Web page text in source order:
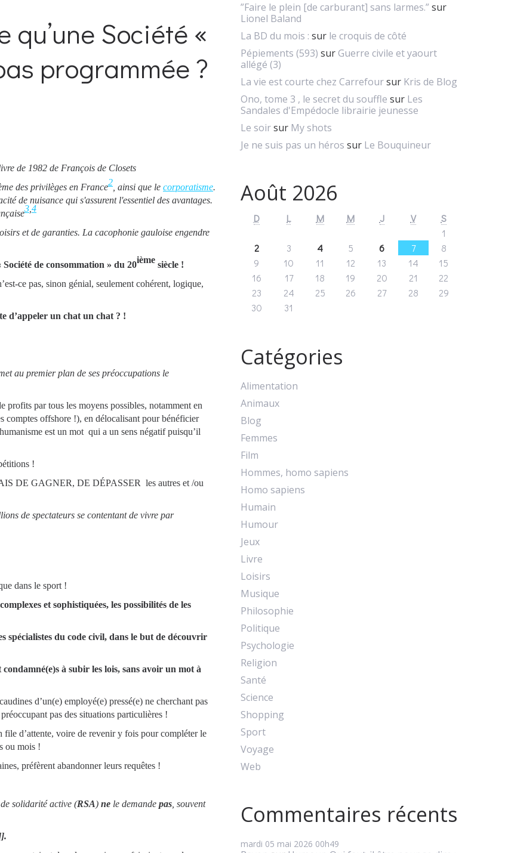
Société «
programmée ?
de 1982 de François de Closets
des privilèges en France2 , ainsi que le corporatisme.
de nuisance qui s'assurent l'essentiel des avantages.
3,4
et de garanties. La cacophonie gauloise engendre
de consommation » du 20ième siècle !
ce pas, sinon génial, seulement cohérent, logique,
d’appeler un chat un chat ? !
au premier plan de ses préoccupations le
par tous les moyens possibles, notamment en
comptes offshore !), en délocalisant pour bénéficier
est un mot qui a un sens négatif puisqu’il
!
DE GAGNER, DE DÉPASSER les autres et /ou
de spectateurs se contentant de vivre par
dans le sport !
et sophistiquées, les possibilités de les
spécialistes du code civil, dans le but de découvrir
à subir les lois, sans avoir un mot à
d’un(e) employé(e) pressé(e) ne cherchant pas
pas des situations particulières !
file d’attente, voire de revenir y fois pour compléter le
ou mois !
préfèrent abandonner leurs requêtes !
solidarité active (RSA) ne le demande pas , souvent
”Faire le plein [de carburant] sans larmes.”sur
Lionel Baland
La BD du mois : sur le croquis de côté
Pépiements (593) sur Guerre civile et yaourt
allégé (3)
La vie est courte chez Carrefoursur Kris de Blog
Ono, tome 3 , le secret du souffle sur Les
Sandales d'Empédocle librairie jeunesse
Le soirsur My shots
Je ne suis pas un héros sur Le Bouquineur
Août 2026
D L M M J V
S
1
2
3 4 5 6 7
8
9
10 11 12 13 14
15
16
17 18 19 20 21
22
23
24 25 26 27 28
29
30
31
Catégories
Alimentation
Animaux
Blog
Femmes
Film
Hommes, homo sapiens
Homo sapiens
Humain
Humour
Jeux
Livre
Loisirs
Musique
Philosophie
Politique
Psychologie
Religion
Santé
Science
Shopping
Sport
Voyage
Web
Commentaires récents
mardi 05 mai 2026 00h49